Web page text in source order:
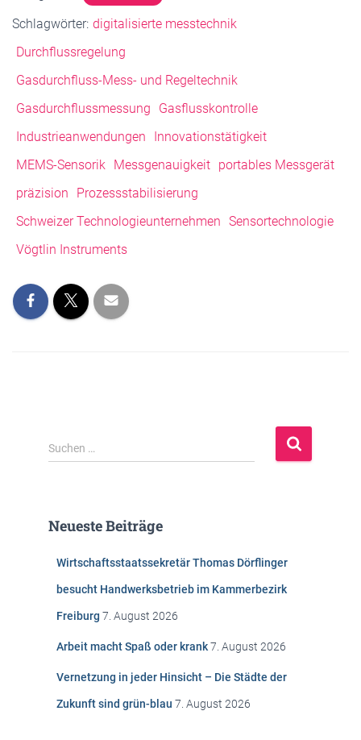
Schlagwörter: digitalisierte messtechnik
Durchflussregelung
Gasdurchfluss-Mess- und Regeltechnik
Gasdurchflussmessung
Gasflusskontrolle
Industrieanwendungen
Innovationstätigkeit
MEMS-Sensorik
Messgenauigkeit portables Messgerät
präzision
Prozessstabilisierung
Schweizer Technologieunternehmen Sensortechnologie
Vögtlin Instruments
S
u
n
Suchen …
Neueste Beiträge
Wirtschaftsstaatssekretär Thomas Dörflinger
besucht Handwerksbetrieb im Kammerbezirk
Freiburg 7. August 2026
Arbeit macht Spaß oder krank7. August 2026
Vernetzung in jeder Hinsicht – Die Städte der
Zukunft sind grün-blau 7. August 2026